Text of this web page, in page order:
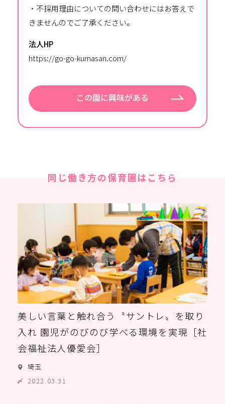
・不採用理由についての問い合わせにはお答えで
きませんのでご了承ください。
法人HP
https://go-go-kumasan.com/
この園に興味がある
同じ働き方の保育園はこちら
美しい言葉と触れ合う〝サントレ〟を取り
入れ 園児がのびのび学べる環境を実現［社
会福祉法人優愛会］
埼玉
2022.03.31